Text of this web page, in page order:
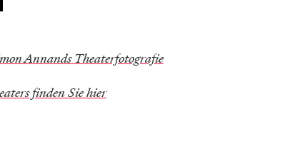
Annands Theaterfotografie
finden Sie hier